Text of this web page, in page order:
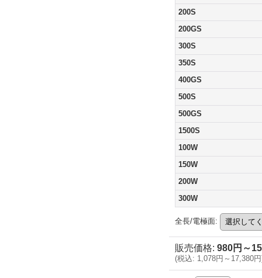
200S
200GS
300S
350S
400GS
500S
500GS
1500S
100W
150W
200W
300W
全長/電極面:
販売価格: 980円～
(税込: 1,078円～17,380円